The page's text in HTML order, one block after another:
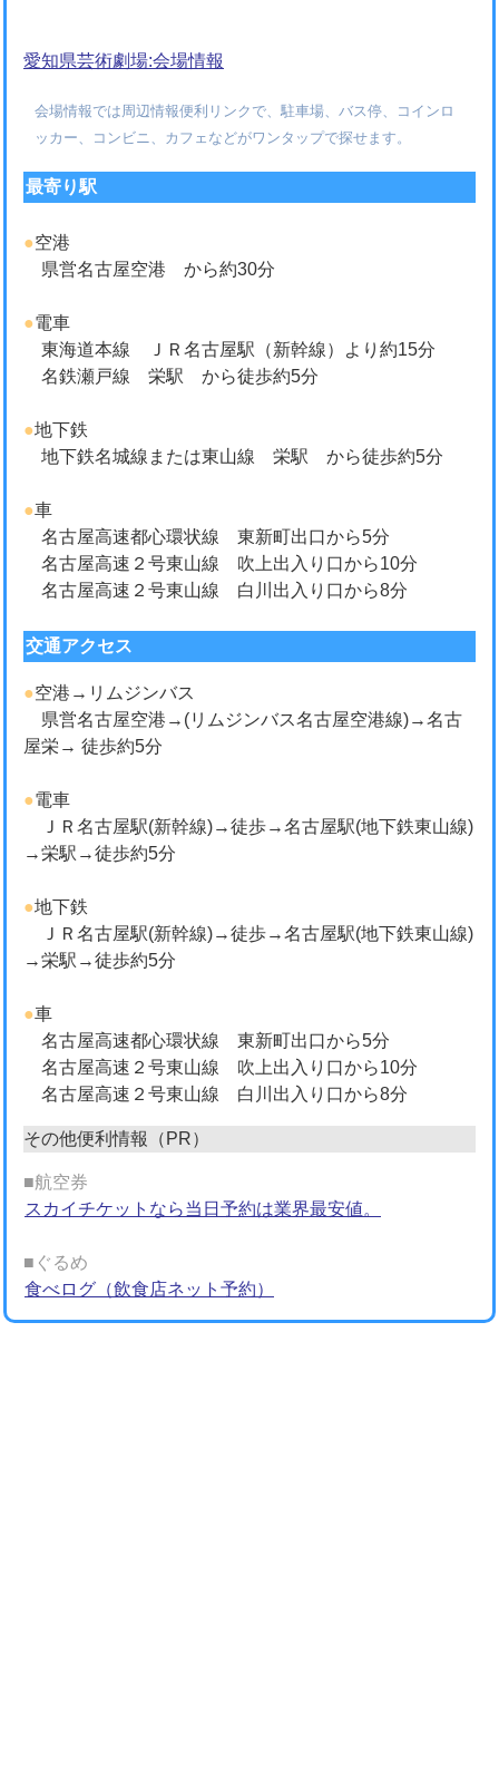
愛知県芸術劇場:会場情報
会場情報では周辺情報便利リンクで、駐車場、バス停、コインロ
ッカー、コンビニ、カフェなどがワンタップで探せます。
最寄り駅
●空港
県営名古屋空港 から約30分
●電車
東海道本線 ＪＲ名古屋駅（新幹線）より約15分
名鉄瀬戸線 栄駅 から徒歩約5分
●地下鉄
地下鉄名城線または東山線 栄駅 から徒歩約5分
●車
名古屋高速都心環状線 東新町出口から5分
名古屋高速２号東山線 吹上出入り口から10分
名古屋高速２号東山線 白川出入り口から8分
交通アクセス
●空港→リムジンバス
県営名古屋空港→(リムジンバス名古屋空港線)→名古
屋栄→ 徒歩約5分
●電車
ＪＲ名古屋駅(新幹線)→徒歩→名古屋駅(地下鉄東山線)
→栄駅→徒歩約5分
●地下鉄
ＪＲ名古屋駅(新幹線)→徒歩→名古屋駅(地下鉄東山線)
→栄駅→徒歩約5分
●車
名古屋高速都心環状線 東新町出口から5分
名古屋高速２号東山線 吹上出入り口から10分
名古屋高速２号東山線 白川出入り口から8分
その他便利情報（PR）
■航空券
スカイチケットなら当日予約は業界最安値。
■ぐるめ
食べログ（飲食店ネット予約）